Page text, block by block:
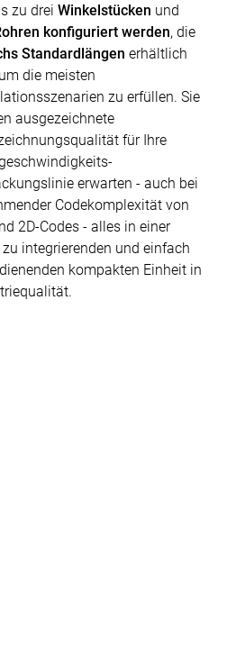
zu drei Winkelstücken und
konfiguriert werden, die
Standardlängen erhältlich
die meisten
zu erfüllen. Sie
ausgezeichnete
für Ihre
erwarten - auch bei
Codekomplexität von
2D-Codes - alles in einer
integrierenden und einfach
kompakten Einheit in